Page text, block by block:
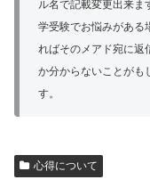
ル名で記載変更出来ま
学受験でお悩みがある
ればそのメアド宛に返
か分からないことがも
す。
心得について